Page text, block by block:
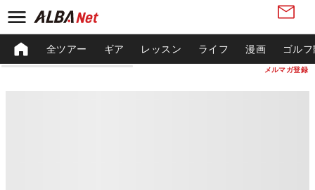
メルマガ登録
全ツアー ギア レッスン ライフ 漫画 ゴル